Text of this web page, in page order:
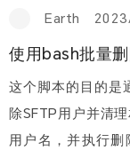
Earth
使用bash批量
这个脚本的目的
除SFTP用户并清
用户名，并执行